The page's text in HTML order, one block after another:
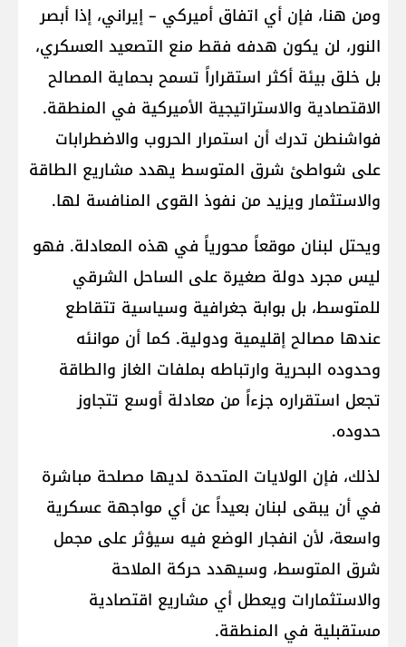
ومن هنا، فإن أي اتفاق أميركي – إيراني، إذا أبصر
النور، لن يكون هدفه فقط منع التصعيد العسكري،
بل خلق بيئة أكثر استقراراً تسمح بحماية المصالح
الاقتصادية والاستراتيجية الأميركية في المنطقة.
فواشنطن تدرك أن استمرار الحروب والاضطرابات
على شواطئ شرق المتوسط يهدد مشاريع الطاقة
والاستثمار ويزيد من نفوذ القوى المنافسة لها.
ويحتل لبنان موقعاً محورياً في هذه المعادلة. فهو
ليس مجرد دولة صغيرة على الساحل الشرقي
للمتوسط، بل بوابة جغرافية وسياسية تتقاطع
عندها مصالح إقليمية ودولية. كما أن موانئه
وحدوده البحرية وارتباطه بملفات الغاز والطاقة
تجعل استقراره جزءاً من معادلة أوسع تتجاوز
حدوده.
لذلك، فإن الولايات المتحدة لديها مصلحة مباشرة
في أن يبقى لبنان بعيداً عن أي مواجهة عسكرية
واسعة، لأن انفجار الوضع فيه سيؤثر على مجمل
شرق المتوسط، وسيهدد حركة الملاحة
والاستثمارات ويعطل أي مشاريع اقتصادية
مستقبلية في المنطقة.